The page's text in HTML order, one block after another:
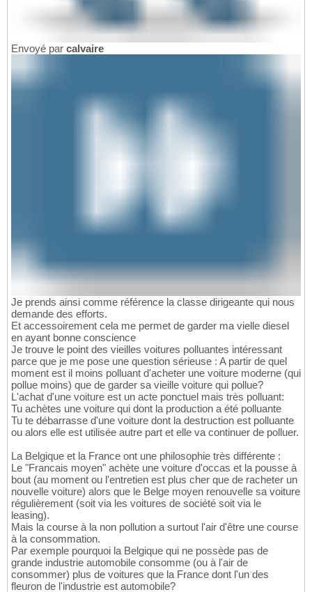
Envoyé par calvaire
Je prends ainsi comme référence la classe dirigeante qui nous
demande des efforts.
Et accessoirement cela me permet de garder ma vielle diesel
en ayant bonne conscience
Je trouve le point des vieilles voitures polluantes intéressant
parce que je me pose une question sérieuse : A partir de quel
moment est il moins polluant d'acheter une voiture moderne (qui
pollue moins) que de garder sa vieille voiture qui pollue?
L'achat d'une voiture est un acte ponctuel mais très polluant:
Tu achètes une voiture qui dont la production a été polluante
Tu te débarrasse d'une voiture dont la destruction est polluante
ou alors elle est utilisée autre part et elle va continuer de polluer.
La Belgique et la France ont une philosophie très différente :
Le "Francais moyen" achète une voiture d'occas et la pousse à
bout (au moment ou l'entretien est plus cher que de racheter un
nouvelle voiture) alors que le Belge moyen renouvelle sa voiture
régulièrement (soit via les voitures de société soit via le
leasing).
Mais la course à la non pollution a surtout l'air d'être une course
à la consommation.
Par exemple pourquoi la Belgique qui ne possède pas de
grande industrie automobile consomme (ou à l'air de
consommer) plus de voitures que la France dont l'un des
fleuron de l'industrie est automobile?